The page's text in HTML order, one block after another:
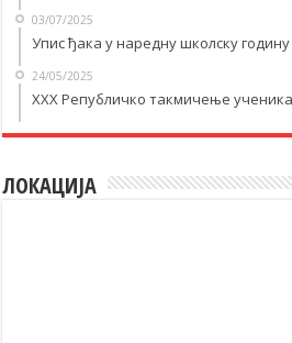
03/07/2025
Упис ђака у наредну школску годину
24/05/2025
XXX Републичко такмичење
ЛОКАЦИЈА